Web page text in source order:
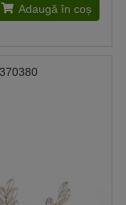
Adaugă în coș